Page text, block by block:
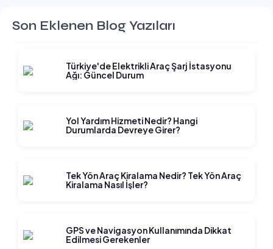
Son Eklenen Blog Yazıları
Türkiye'de Elektrikli Araç Şarj İstasyonu
Ağı: Güncel Durum
Yol Yardım Hizmeti Nedir? Hangi
Durumlarda Devreye Girer?
Tek Yön Araç Kiralama Nedir? Tek Yön Araç
Kiralama Nasıl İşler?
GPS ve Navigasyon Kullanımında Dikkat
Edilmesi Gerekenler